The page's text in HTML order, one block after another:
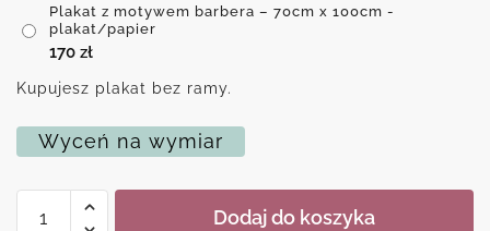
Plakat z motywem barbera – 70cm x 100cm -
plakat/papier
170 zł
Kupujesz plakat bez ramy.
Wyceń na wymiar
Plakat
Dodaj do koszyka